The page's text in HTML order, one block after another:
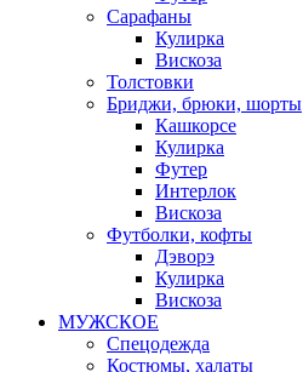
Сарафаны
Кулирка
Вискоза
Толстовки
Бриджи, брюки, шорты
Кашкорсе
Кулирка
Футер
Интерлок
Вискоза
Футболки, кофты
Дэворэ
Кулирка
Вискоза
МУЖСКОЕ
Спецодежда
Костюмы, халаты